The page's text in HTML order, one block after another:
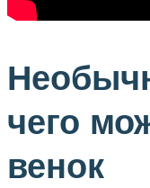
чего
венок